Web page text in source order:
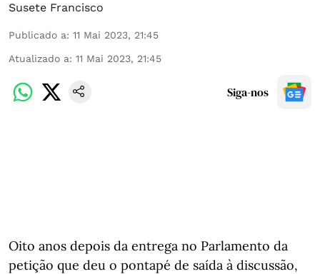
Susete Francisco
Publicado a: 11 Mai 2023, 21:45
Atualizado a: 11 Mai 2023, 21:45
Siga-nos
Oito anos depois da entrega no Parlamento da
petição que deu o pontapé de saída à discussão,